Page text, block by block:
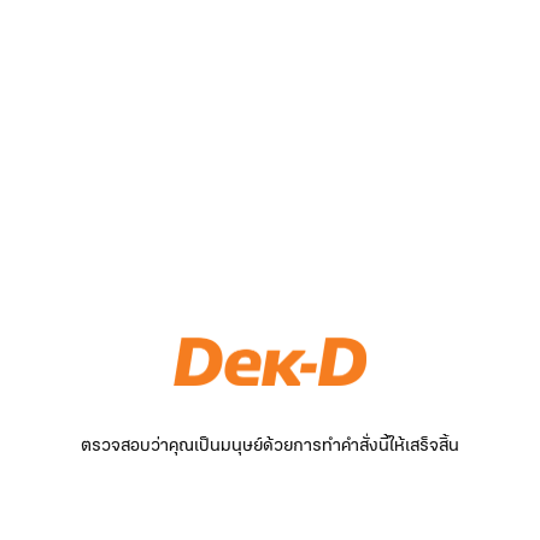
ตรวจสอบว่าคุณเป็นมนุษย์ด้วยการทำคำสั่งนี้ให้เสร็จสิ้น